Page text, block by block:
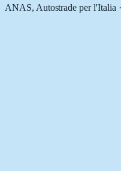
ANAS, Autostrade per l'Italia